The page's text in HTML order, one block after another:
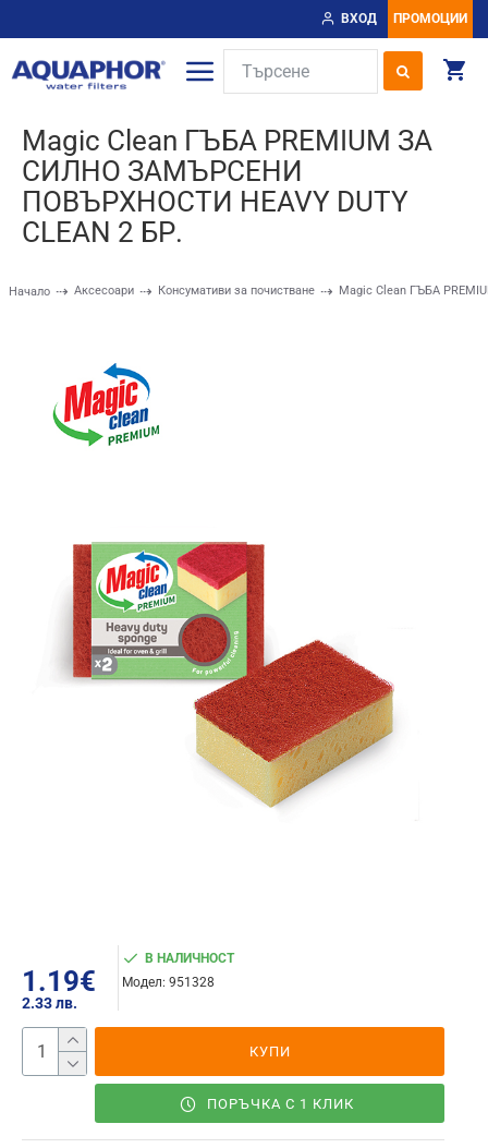
ВХОД ПРОМОЦИИ
Начало Аксесоари Консумативи за почистване Magic Clean ГЪБА
Magic Clean ГЪБА PREMIUM ЗА
СИЛНО ЗАМЪРСЕНИ
ПОВЪРХНОСТИ HEAVY DUTY
CLEAN 2 БР.
1.19€
2.33 лв.
В НАЛИЧНОСТ
Модел: 951328
КУПИ
ПОРЪЧКА С 1 КЛИК